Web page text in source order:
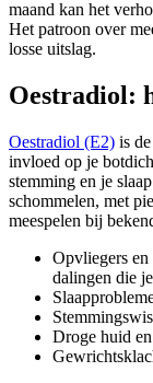
maand kan het
Het patroon over
losse uitslag.
Oestradiol:
Oestradiol (E2) is
invloed op je
stemming en je
schommelen, met
meespelen bij
Opvliegers
dalingen die
Droge huid